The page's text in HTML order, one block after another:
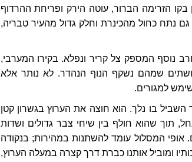
הזרימה הברור, עוטה הירק ופריחת ההרדוף
נתח כחול מהכינרת וחלק גדול מהעיר טבריה,
נוסף המספק צל קריר ונפלא. בקירו המערבי,
שמהם נשקף הנוף הנהדר. לא נותר אלא
למגורים.
בו נלך. הוא חוצה את הערוץ בגשרון קטן
תוך שהוא חולף בין שיחי צבר גדולים ושדות
אופי המסלול עומד להשתנות במהירות; בנקודה
ומוביל אותנו כברת דרך קצרה במעלה הערוץ,